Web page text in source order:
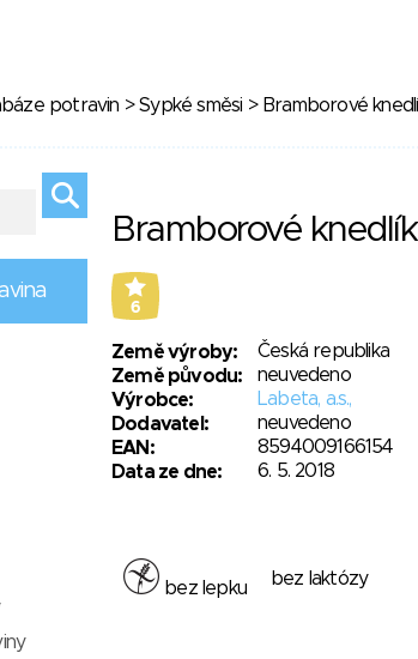
potravin >Sypké směsi > Bramborové
Bramborové
6
Země výroby:
Česká republika
Země původu:
neuvedeno
Výrobce:
Labeta, a.s.,
Dodavatel:
neuvedeno
EAN:
8594009166154
Data ze dne:
6. 5. 2018
bez lepku bez laktózy